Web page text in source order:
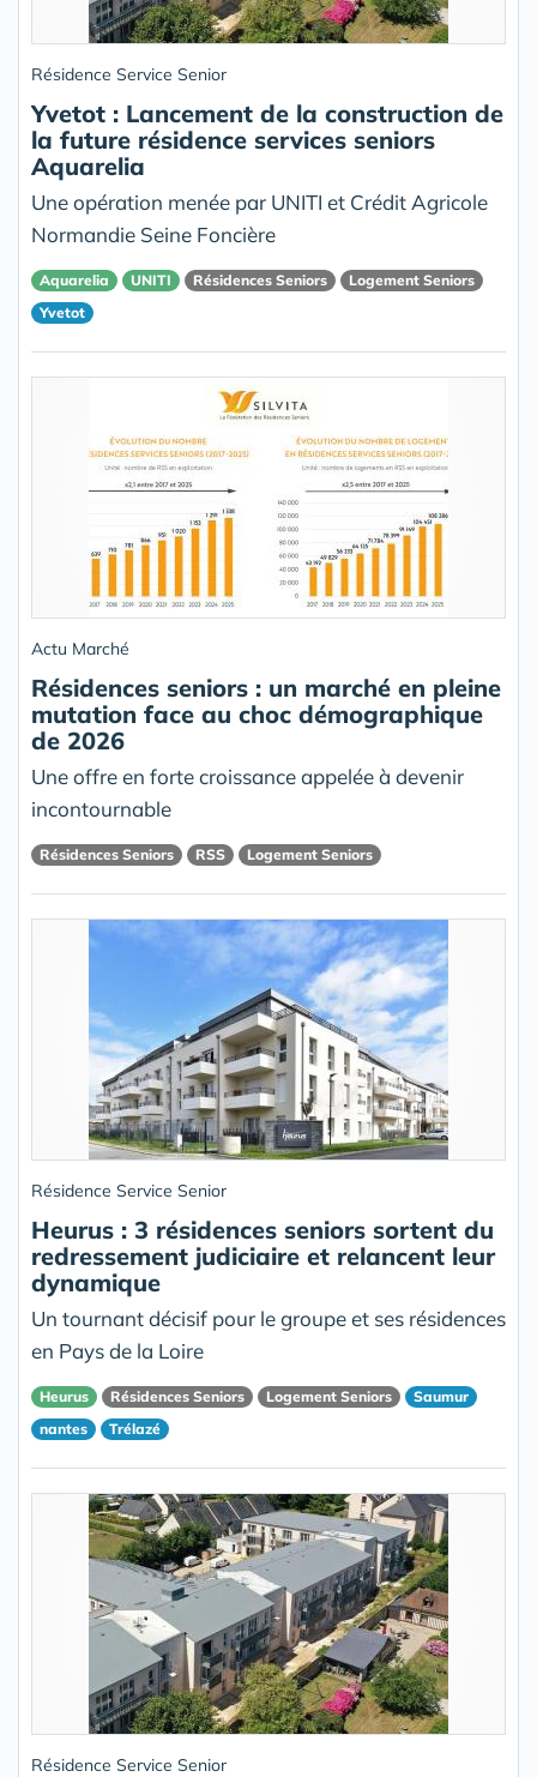
Résidence Service Senior
Yvetot : Lancement de la construction de
la future résidence services seniors
Aquarelia
Une opération menée par UNITI et Crédit Agricole
Normandie Seine Foncière
Aquarelia UNITI Résidences Seniors
Logement Seniors
Yvetot
Actu Marché
Résidences seniors : un marché en pleine
mutation face au choc démographique
de 2026
Une offre en forte croissance appelée à devenir
incontournable
Résidences Seniors RSS Logement Seniors
Résidence Service Senior
Heurus : 3 résidences seniors sortent du
redressement judiciaire et relancent leur
dynamique
Un tournant décisif pour le groupe et ses résidences
en Pays de la Loire
Heurus Résidences Seniors Logement Seniors
Saumur
nantes
Trélazé
Résidence Service Senior